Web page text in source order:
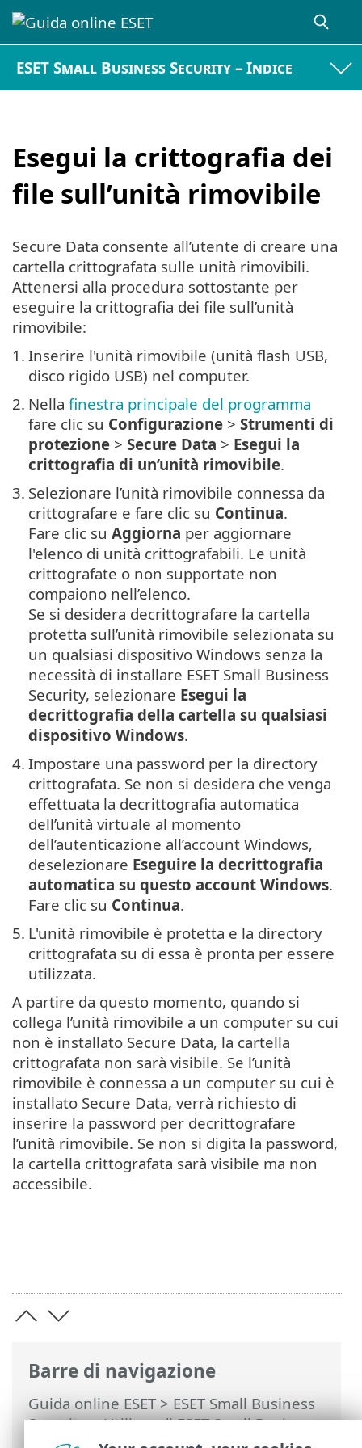
ESET Small Business Security – Indice
Esegui la crittografia dei
file sull’unità rimovibile
Barre di navigazione
Guida online ESET>ESET Small Business
Security>Utilizzo di ESET Small Business
Security
>Configurazione>Strumenti di
Secure Data consente all’utente di creare una
cartella crittografata sulle unità rimovibili.
Attenersi alla procedura sottostante per
eseguire la crittografia dei file sull’unità
rimovibile:
1. Inserire l'unità rimovibile (unità flash USB,
disco rigido USB) nel computer.
2. Nella finestra principale del programma
fare clic su Configurazione > Strumenti di
protezione > Secure Data > Esegui la
crittografia di un’unità rimovibile.
3. Selezionare l’unità rimovibile connessa da
crittografare e fare clic su Continua.
Fare clic su Aggiorna per aggiornare
l'elenco di unità crittografabili. Le unità
crittografate o non supportate non
compaiono nell’elenco.
Se si desidera decrittografare la cartella
protetta sull’unità rimovibile selezionata su
un qualsiasi dispositivo Windows senza la
necessità di installare ESET Small Business
Security, selezionare Esegui la
decrittografia della cartella su qualsiasi
dispositivo Windows.
4. Impostare una password per la directory
crittografata. Se non si desidera che venga
effettuata la decrittografia automatica
dell’unità virtuale al momento
dell’autenticazione all’account Windows,
deselezionare Eseguire la decrittografia
automatica su questo account Windows.
Fare clic su Continua.
5. L'unità rimovibile è protetta e la directory
crittografata su di essa è pronta per essere
utilizzata.
A partire da questo momento, quando si
collega l’unità rimovibile a un computer su cui
non è installato Secure Data, la cartella
crittografata non sarà visibile. Se l’unità
rimovibile è connessa a un computer su cui è
installato Secure Data, verrà richiesto di
inserire la password per decrittografare
l’unità rimovibile. Se non si digita la password,
la cartella crittografata sarà visibile ma non
accessibile.